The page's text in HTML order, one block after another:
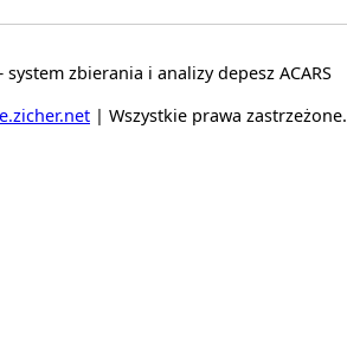
system zbierania i analizy depesz ACARS
| Wszystkie prawa zastrzeżone.